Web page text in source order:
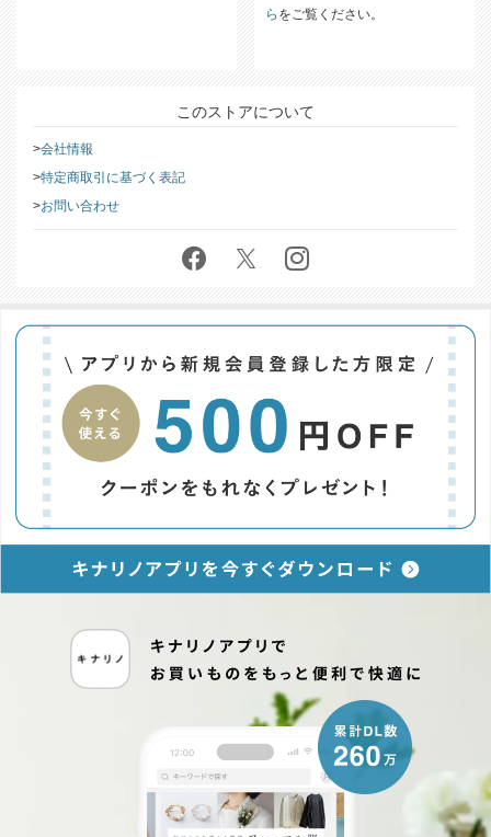
ら をご覧ください。
このストアについて
会社情報
特定商取引に基づく表記
お問い合わせ